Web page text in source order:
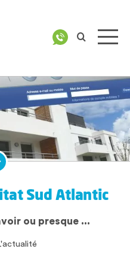
Sud Atlantic
ou presque ...